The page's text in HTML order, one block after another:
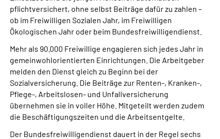
pflichtversichert, ohne selbst Beiträge dafür zu zahlen –
ob im Freiwilligen Sozialen Jahr, im Freiwilligen
Ökologischen Jahr oder beim Bundesfreiwilligendienst.
Mehr als 90.000 Freiwillige engagieren sich jedes Jahr in
gemeinwohlorientierten Einrichtungen. Die Arbeitgeber
melden den Dienst gleich zu Beginn bei der
Sozialversicherung. Die Beiträge zur Renten-, Kranken-,
Pflege-, Arbeitslosen- und Unfallversicherung
übernehmen sie in voller Höhe. Mitgeteilt werden zudem
die Beschäftigungszeiten und die Arbeitsentgelte.
Der Bundesfreiwilligendienst dauert in der Regel sechs